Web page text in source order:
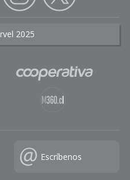
2025
Escríbenos